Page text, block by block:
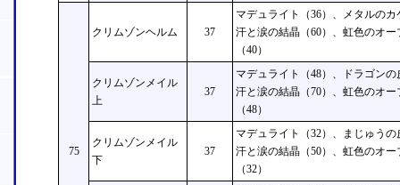
75
クリムゾンヘルム 37
マデュライト（36）、メタルのカ
汗と涙の結晶（60）、虹色のオ
（40）
クリムゾンメイル
上
37
マデュライト（48）、ドラゴンの
汗と涙の結晶（70）、虹色のオ
（48）
クリムゾンメイル
下
37
マデュライト（32）、まじゅうの
汗と涙の結晶（50）、虹色のオ
（32）